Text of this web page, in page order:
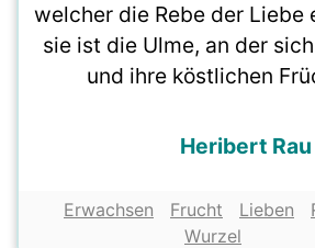
welcher die Rebe der Liebe
sie ist die Ulme, an der
und ihre köstlichen
Heribert Rau
Erwachsen Frucht Lieben
Wurzel